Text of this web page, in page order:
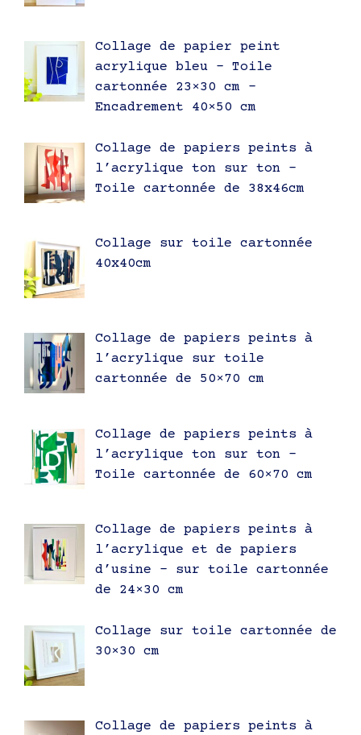
Collage de papier peint
acrylique bleu – Toile
cartonnée 23×30 cm –
Encadrement 40×50 cm
Collage de papiers peints à
l’acrylique ton sur ton –
Toile cartonnée de 38x46cm
Collage sur toile cartonnée
40x40cm
Collage de papiers peints à
l’acrylique sur toile
cartonnée de 50×70 cm
Collage de papiers peints à
l’acrylique ton sur ton –
Toile cartonnée de 60×70 cm
Collage de papiers peints à
l’acrylique et de papiers
d’usine – sur toile cartonnée
de 24×30 cm
Collage sur toile cartonnée de
30×30 cm
Collage de papiers peints à